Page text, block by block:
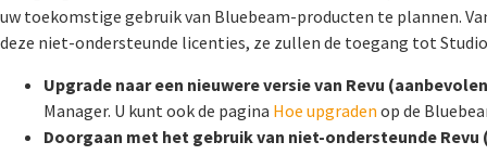
uw toekomstige gebruik van Bluebeam-producten te plannen.
deze niet-ondersteunde licenties, ze zullen de toegang tot
Upgrade naar een nieuwere versie van Revu
Manager. U kunt ook de pagina Hoe upgraden op de
Doorgaan met het gebruik van niet-ondersteunde